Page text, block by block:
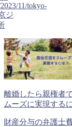
11/tokyo-
ジ
離婚したら親権者
ムーズに実現する
財産分与の弁護士